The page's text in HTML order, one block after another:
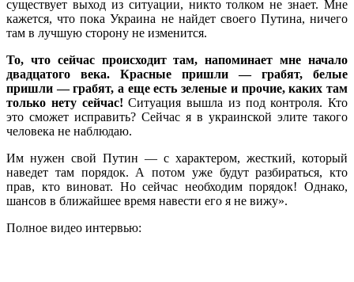
существует выход из ситуации, никто толком не знает. Мне
кажется, что пока Украина не найдет своего Путина, ничего
там в лучшую сторону не изменится.
То, что сейчас происходит там, напоминает мне начало
двадцатого века. Красные пришли — грабят, белые
пришли — грабят, а еще есть зеленые и прочие, каких там
только нету сейчас! Ситуация вышла из под контроля. Кто
это сможет исправить? Сейчас я в украинской элите такого
человека не наблюдаю.
Им нужен свой Путин — с характером, жесткий, который
наведет там порядок. А потом уже будут разбираться, кто
прав, кто виноват. Но сейчас необходим порядок! Однако,
шансов в ближайшее время навести его я не вижу».
Полное видео интервью: